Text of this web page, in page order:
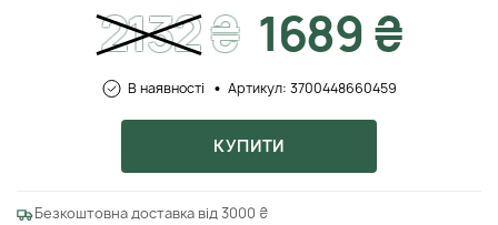
2132₴ 1689 ₴
В наявності Артикул: 3700448660459
КУПИТИ
Безкоштовна доставка від 3000 ₴